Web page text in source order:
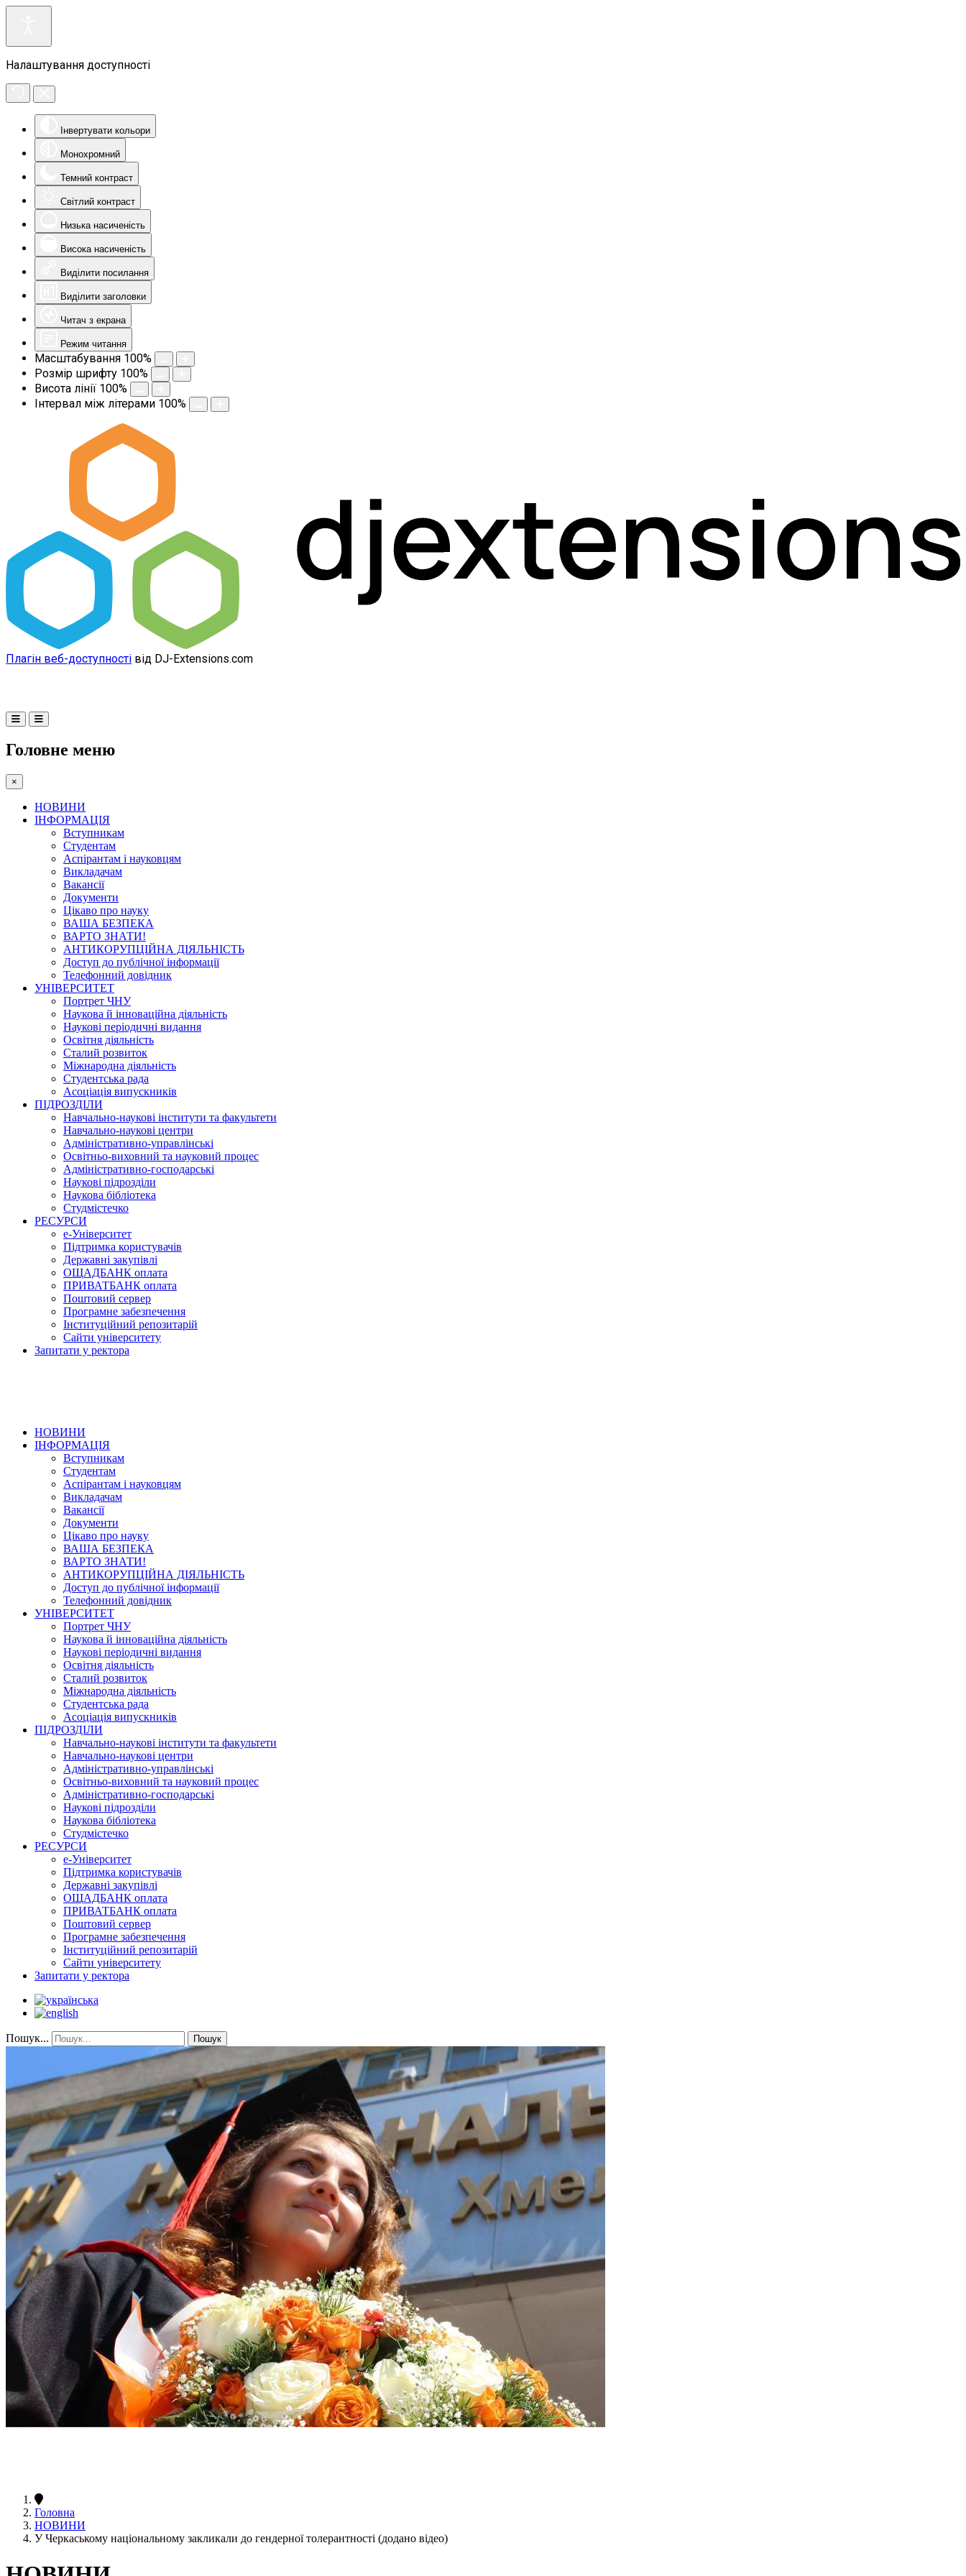
Налаштування доступності
Інвертувати кольори
Монохромний
Темний контраст
Світлий контраст
Низька насиченість
Висока насиченість
Виділити посилання
Виділити заголовки
Читач з екрана
Режим читання
Масштабування 100%
Розмір шрифту 100%
Висота лінії 100%
Інтервал між літерами 100%
Плагін веб-доступності від DJ-Extensions.com
Головне меню
×
НОВИНИ
ІНФОРМАЦІЯ
Вступникам
Студентам
Аспірантам і науковцям
Викладачам
Вакансії
Документи
Цікаво про науку
ВАША БЕЗПЕКА
ВАРТО ЗНАТИ!
АНТИКОРУПЦІЙНА ДІЯЛЬНІСТЬ
Доступ до публічної інформації
Телефонний довідник
УНІВЕРСИТЕТ
Портрет ЧНУ
Наукова й інноваційна діяльність
Наукові періодичні видання
Освітня діяльність
Сталий розвиток
Міжнародна діяльність
Студентська рада
Асоціація випускників
ПІДРОЗДІЛИ
Навчально-наукові інститути та факультети
Навчально-наукові центри
Адміністративно-управлінські
Освітньо-виховний та науковий процес
Адміністративно-господарські
Наукові підрозділи
Наукова бібліотека
Студмістечко
РЕСУРСИ
е-Університет
Підтримка користувачів
Державні закупівлі
ОЩАДБАНК оплата
ПРИВАТБАНК оплата
Поштовий сервер
Програмне забезпечення
Інституційний репозитарій
Сайти університету
Запитати у ректора
НОВИНИ
ІНФОРМАЦІЯ
Вступникам
Студентам
Аспірантам і науковцям
Викладачам
Вакансії
Документи
Цікаво про науку
ВАША БЕЗПЕКА
ВАРТО ЗНАТИ!
АНТИКОРУПЦІЙНА ДІЯЛЬНІСТЬ
Доступ до публічної інформації
Телефонний довідник
УНІВЕРСИТЕТ
Портрет ЧНУ
Наукова й інноваційна діяльність
Наукові періодичні видання
Освітня діяльність
Сталий розвиток
Міжнародна діяльність
Студентська рада
Асоціація випускників
ПІДРОЗДІЛИ
Навчально-наукові інститути та факультети
Навчально-наукові центри
Адміністративно-управлінські
Освітньо-виховний та науковий процес
Адміністративно-господарські
Наукові підрозділи
Наукова бібліотека
Студмістечко
РЕСУРСИ
е-Університет
Підтримка користувачів
Державні закупівлі
ОЩАДБАНК оплата
ПРИВАТБАНК оплата
Поштовий сервер
Програмне забезпечення
Інституційний репозитарій
Сайти університету
Запитати у ректора
Пошук... Пошук
Головна
НОВИНИ
У Черкаському національному закликали до гендерної толерантності (додано відео)